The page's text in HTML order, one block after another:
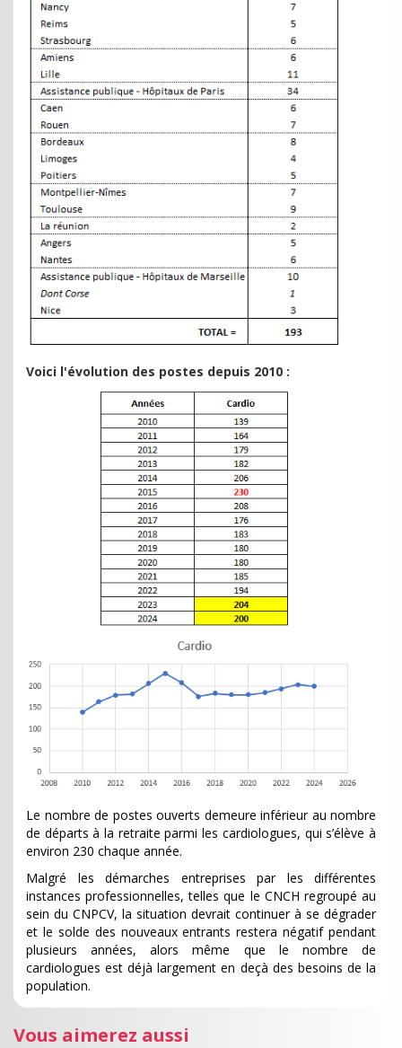
Voici l'évolution des postes depuis 2010 :
Le nombre de postes ouverts demeure inférieur au nombre
de départs à la retraite parmi les cardiologues, qui s’élève à
environ 230 chaque année.
Malgré les démarches entreprises par les différentes
instances professionnelles, telles que le CNCH regroupé au
sein du CNPCV, la situation devrait continuer à se dégrader
et le solde des nouveaux entrants restera négatif pendant
plusieurs années, alors même que le nombre de
cardiologues est déjà largement en deçà des besoins de la
population.
Vous aimerez aussi